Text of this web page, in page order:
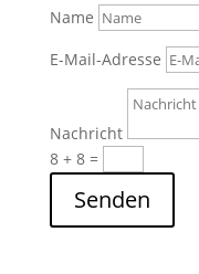
Name
E-Mail-Adresse
Nachricht
8 + 8=
Senden